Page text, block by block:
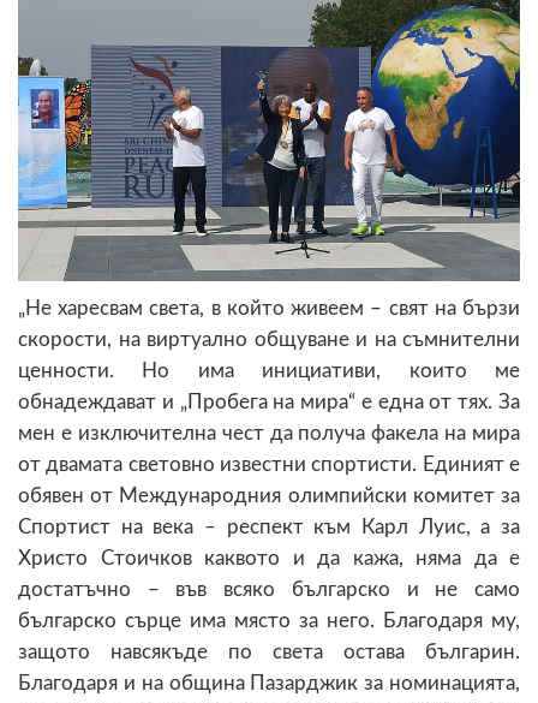
„Не харесвам света, в който живеем – свят на бързи
скорости, на виртуално общуване и на съмнителни
ценности. Но има инициативи, които ме
обнадеждават и „Пробега на мира“ е една от тях. За
мен е изключителна чест да получа факела на мира
от двамата световно известни спортисти. Единият е
обявен от Международния олимпийски комитет за
Спортист на века – респект към Карл Луис, а за
Христо Стоичков каквото и да кажа, няма да е
достатъчно – във всяко българско и не само
българско сърце има място за него. Благодаря му,
защото навсякъде по света остава българин.
Благодаря и на община Пазарджик за номинацията,